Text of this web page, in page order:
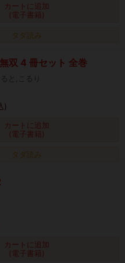
カートに追加
(電子書籍)
タダ読み
双 4 冊セット 全巻
と,こるり
)
カートに追加
(電子書籍)
タダ読み
カートに追加
(電子書籍)